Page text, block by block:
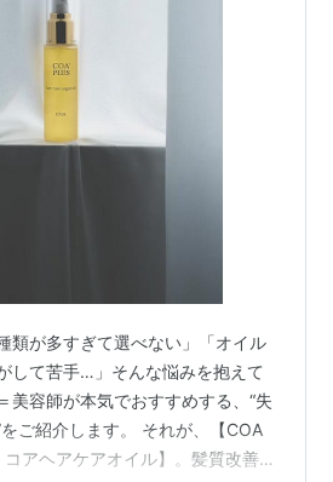
類が多すぎて選べない」「オイル
して苦手…」そんな悩みを抱えて
美容師が本気でおすすめする、“失
ご紹介します。 それが、【COA
アヘアケアオイル】。髪質改善に